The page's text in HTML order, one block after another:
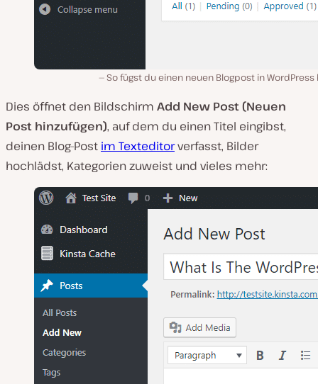
So fügst du einen neuen Blogpost in WordPress
Dies öffnet den Bildschirm Add New Post (Neuen
Post hinzufügen), auf dem du einen Titel eingibst,
deinen Blog-Post im Texteditorverfasst, Bilder
hochlädst, Kategorien zuweist und vieles mehr: